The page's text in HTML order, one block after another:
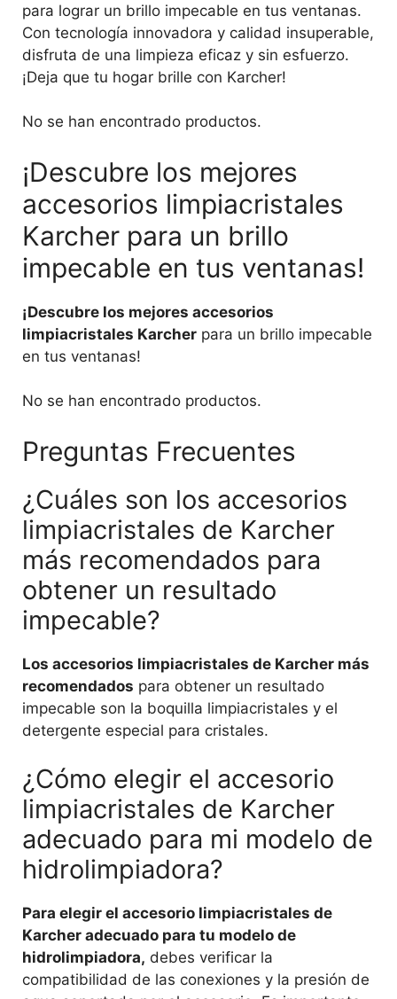
para lograr un brillo impecable en tus ventanas.
Con tecnología innovadora y calidad insuperable,
disfruta de una limpieza eficaz y sin esfuerzo.
¡Deja que tu hogar brille con Karcher!
No se han encontrado productos.
¡Descubre los mejores
accesorios limpiacristales
Karcher para un brillo
impecable en tus ventanas!
¡Descubre los mejores accesorios
limpiacristales Karcher para un brillo impecable
en tus ventanas!
No se han encontrado productos.
Preguntas Frecuentes
¿Cuáles son los accesorios
limpiacristales de Karcher
más recomendados para
obtener un resultado
impecable?
Los accesorios limpiacristales de Karcher más
recomendados para obtener un resultado
impecable son la boquilla limpiacristales y el
detergente especial para cristales.
¿Cómo elegir el accesorio
limpiacristales de Karcher
adecuado para mi modelo de
hidrolimpiadora?
Para elegir el accesorio limpiacristales de
Karcher adecuado para tu modelo de
hidrolimpiadora, debes verificar la
compatibilidad de las conexiones y la presión de